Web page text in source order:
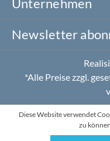
Unternehmen
Newsletter
*Alle Preise zzgl.
Diese Website verwendet
zu